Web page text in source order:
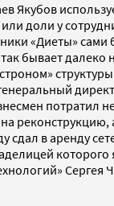
Якубов
доли у
«Диеты» сами
бывает далеко
потратил
реконструкцию,
сдал в аренду
которого
Сергея